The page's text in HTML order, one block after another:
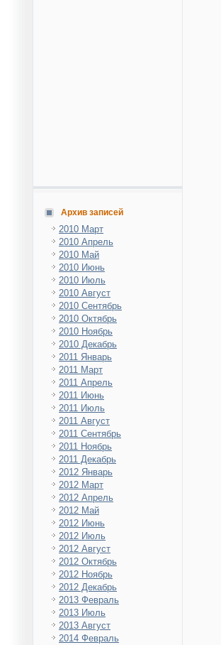
Архив записей
2010 Март
2010 Апрель
2010 Май
2010 Июнь
2010 Июль
2010 Август
2010 Сентябрь
2010 Октябрь
2010 Ноябрь
2010 Декабрь
2011 Январь
2011 Март
2011 Апрель
2011 Июнь
2011 Июль
2011 Август
2011 Сентябрь
2011 Ноябрь
2011 Декабрь
2012 Январь
2012 Март
2012 Апрель
2012 Май
2012 Июнь
2012 Июль
2012 Август
2012 Октябрь
2012 Ноябрь
2012 Декабрь
2013 Февраль
2013 Июль
2013 Август
2014 Февраль